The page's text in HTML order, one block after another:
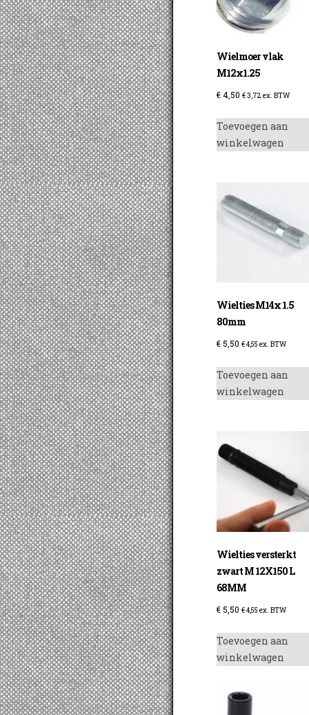
Wielmoer vlak
M12x1.25
€4,50 €3,72 ex. BTW
Toevoegen aan
winkelwagen
Wielties M14x 1.5
80mm
€ 5,50 €4,55 ex. BTW
Toevoegen aan
winkelwagen
Wielties versterkt
zwart M 12X150 L
68MM
€ 5,50 €4,55 ex. BTW
Toevoegen aan
winkelwagen